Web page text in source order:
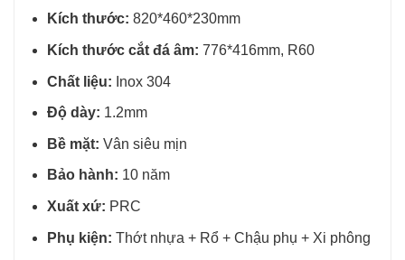
Kích thước: 820*460*230mm
Kích thước cắt đá âm: 776*416mm, R60
Chất liệu: Inox 304
Độ dày: 1.2mm
Bề mặt: Vân siêu mịn
Bảo hành: 10 năm
Xuất xứ: PRC
Phụ kiện: Thớt nhựa + Rổ + Chậu phụ + Xi phông